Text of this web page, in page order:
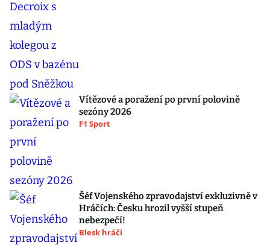
Vítězové a poražení po první polovině
sezóny 2026
F1 Sport
Šéf Vojenského zpravodajství exkluzivně v
Hráčích: Česku hrozil vyšší stupeň
nebezpečí!
Blesk hráči